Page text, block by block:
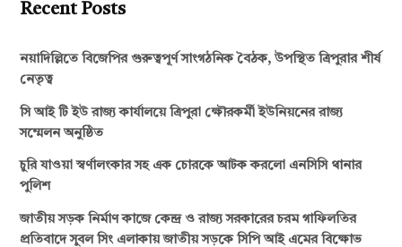
Recent Posts
নয়াদিল্লিতে বিজেপির গুরুত্বপূর্ণ সাংগঠনিক বৈঠক, উপস্থিত ত্রিপুরার শীর্ষ
নেতৃত্ব
সি আই টি ইউ রাজ্য কার্যালয়ে ত্রিপুরা ক্ষৌরকর্মী ইউনিয়নের রাজ্য
সম্মেলন অনুষ্ঠিত
চুরি যাওয়া স্বর্ণালংকার সহ এক চোরকে আটক করলো এনসিসি থানার
পুলিশ
জাতীয় সড়ক নির্মাণ কাজে কেন্দ্র ও রাজ্য সরকারের চরম গাফিলতির
প্রতিবাদে সুবল সিং এলাকায় জাতীয় সড়কে সিপি আই এমের বিক্ষোভ